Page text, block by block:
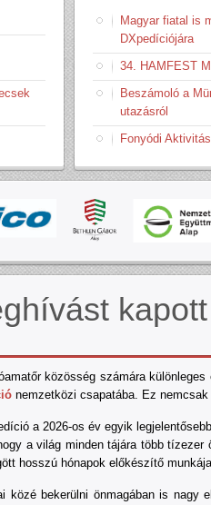
Magyar fiatal is
DXpedíciójára
34. HAMFEST
Beszámoló a
utazásról
Fonyódi
közösség számára
nemzetközi csapatába. Ez
a 2026-os év egyik
a világ minden tájára több
hosszú hónapok előkészítő
közé bekerülni önmagában is nagy